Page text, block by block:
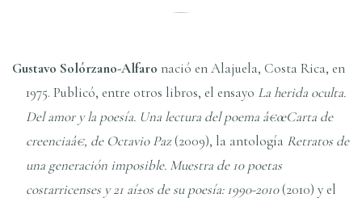
Gustavo Solórzano-Alfaro nació en Alajuela, Costa Rica, en
1975. Publicó, entre otros libros, el ensayo La herida oculta.
Del amor y la poesí­a. Una lectura del poema â€œCarta de
creenciaâ€, de Octavio Paz(2009), la antologí­a Retratos de
una generación imposible. Muestra de 10 poetas
costarricenses y 21 aí±os de su poesí­a: 1990-2010(2010) y el